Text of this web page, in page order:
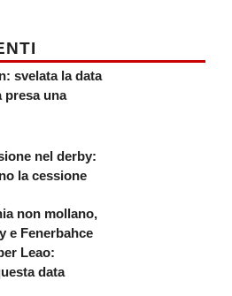
svelata la data
presa una
nel derby:
la cessione
non mollano,
e Fenerbahce
Leao:
data